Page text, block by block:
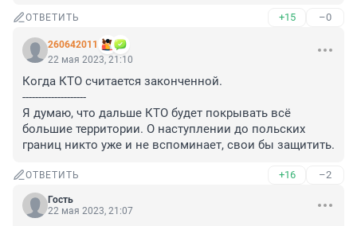
ОТВЕТИТЬ +15 –0
260642011
22 мая 2023, 21:10
Когда КТО считается законченной.
--------------------
Я думаю, что дальше КТО будет покрывать всё
большие территории. О наступлении до польских
границ никто уже и не вспоминает, свои бы защитить.
ОТВЕТИТЬ +16 –2
Гость
22 мая 2023, 21:07